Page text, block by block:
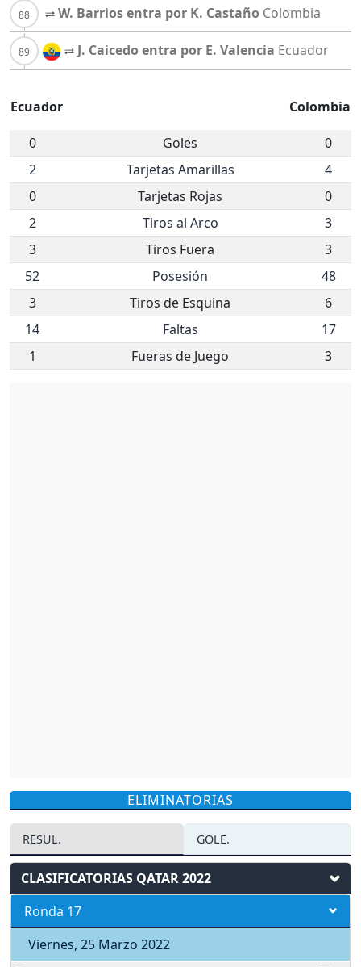
W. Barrios entra por K. Castaño Colombia
J. Caicedo entra por E. Valencia Ecuador
Ecuador Colombia
0 Goles
0
2
Tarjetas Amarillas
4
0
Tarjetas Rojas
0
2
Tiros al Arco
3
3
Tiros Fuera
3
52
Posesión
48
3
Tiros de Esquina
6
14
Faltas
17
1
Fueras de Juego 3
ELIMINATORIAS
RESUL. GOLE.
CLASIFICATORIAS QATAR 2022
Ronda 17
Viernes, 25 Marzo 2022